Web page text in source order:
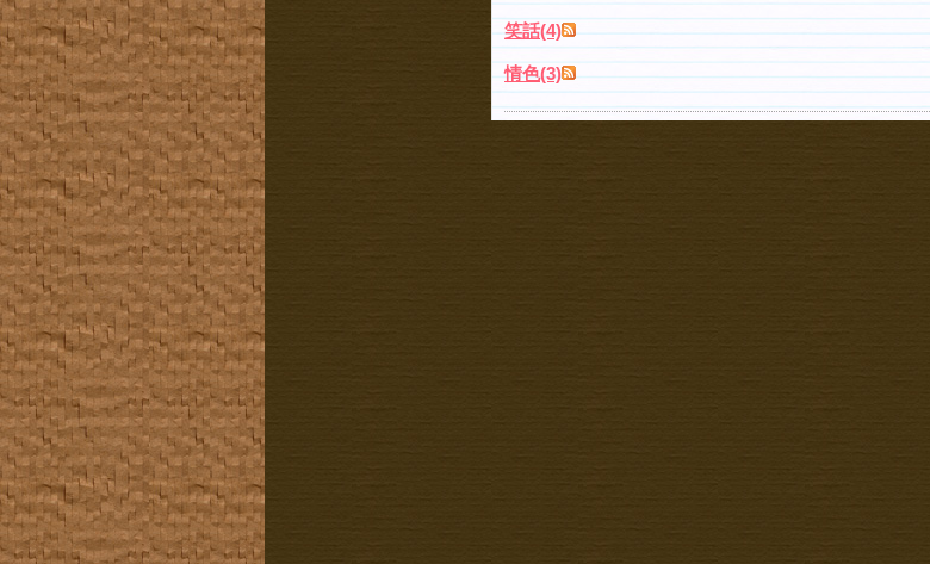
笑話(4)
情色(3)